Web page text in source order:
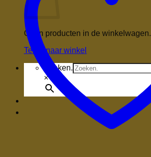
Geen producten in de winkelwagen.
Terug naar winkel
Zoeken.
×